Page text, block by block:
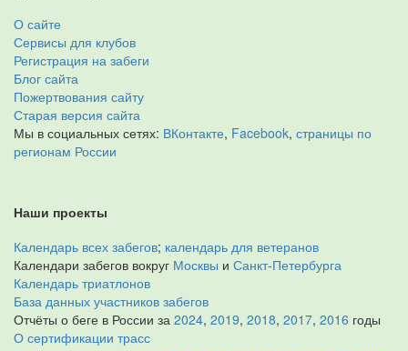
О сайте
Сервисы для клубов
Регистрация на забеги
Блог сайта
Пожертвования сайту
Старая версия сайта
Мы в социальных сетях: ВКонтакте, Facebook, страницы по
регионам России
Наши проекты
Календарь всех забегов; календарь для ветеранов
Календари забегов вокруг Москвы и Санкт-Петербурга
Календарь триатлонов
База данных участников забегов
Отчёты о беге в России за 2024, 2019, 2018, 2017, 2016 годы
О сертификации трасс